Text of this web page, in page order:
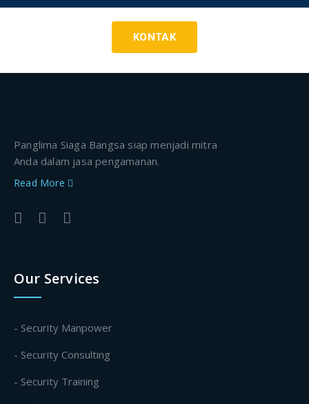
KONTAK
Panglima Siaga Bangsa siap menjadi mitra
Anda dalam jasa pengamanan.
Read More
Our Services
- Security Manpower
- Security Consulting
- Security Training